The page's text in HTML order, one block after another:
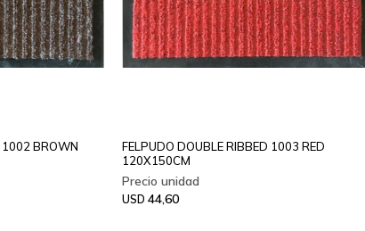
1002 BROWN
FELPUDO DOUBLE RIBBED 1003 RED
120X150CM
USD 44,60